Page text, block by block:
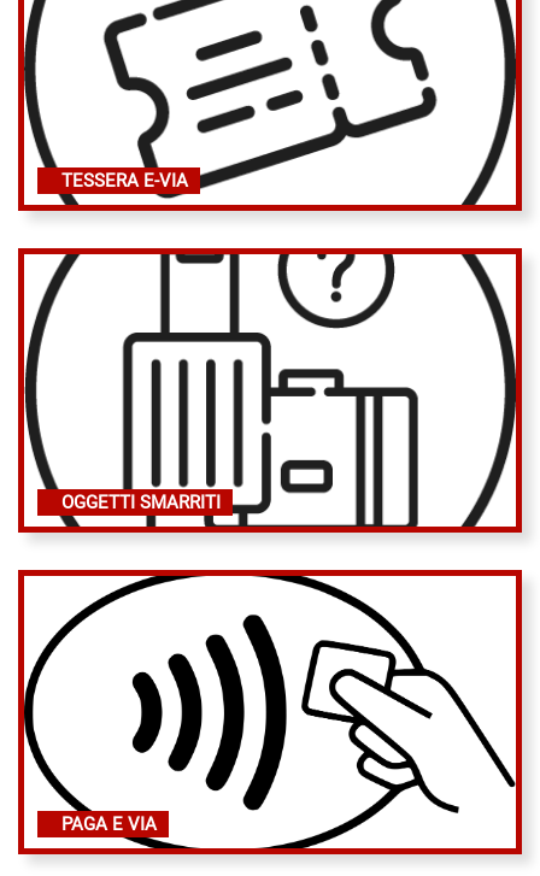
TESSERA E-VIA
OGGETTI SMARRITI
PAGA E VIA